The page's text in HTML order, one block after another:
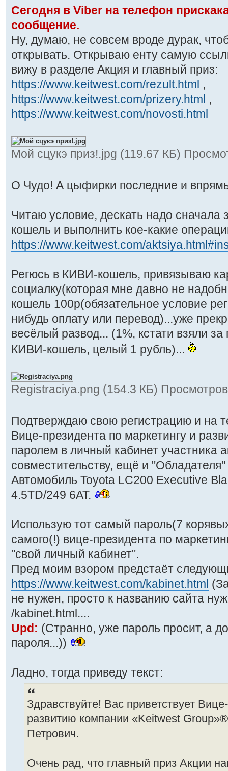
Сегодня в Viber на телефон
сообщение.
Ну, думаю, не совсем вроде дурак,
открывать. Открываю енту самую
вижу в разделе Акция и главный приз:
https://www.keitwest.com/rezult.html ,
https://www.keitwest.com/prizery.html ,
https://www.keitwest.com/novosti.html
Мой сцукэ приз!.jpg (119.67 КБ)
О Чудо! А цыфирки последние и
Читаю условие, дескать надо сначала
кошель и выполнить кое-какие
https://www.keitwest.com/
Регюсь в КИВИ-кошель, привязываю
социалку(которая мне давно не
кошель 100р(обязательное условие
нибудь оплату или перевод)...уже
весёлый развод... (1%, кстати взяли
КИВИ-кошель, целый 1 рубль)...
Registraciya.png (154.3 КБ)
Подтверждаю свою регистрацию и на
Вице-президента по маркетингу и
паролем в личный кабинет участника
совместительству, ещё и "Обладателя"
Автомобиль Toyota LC200 Executive
4.5TD/249 6AT.
Использую тот самый пароль(7
самого(!) вице-президента по
"свой личный кабинет".
Пред моим взором предстаёт
https://www.keitwest.com/kabinet.html
не нужен, просто к названию сайта
/kabinet.html....
Upd: (Странно, уже пароль просит, а
пароля...))
Ладно, тогда приведу текст:
Здравствуйте! Вас приветствует
развитию компании «Keitwest
Петрович.
Очень рад, что главный приз Акции